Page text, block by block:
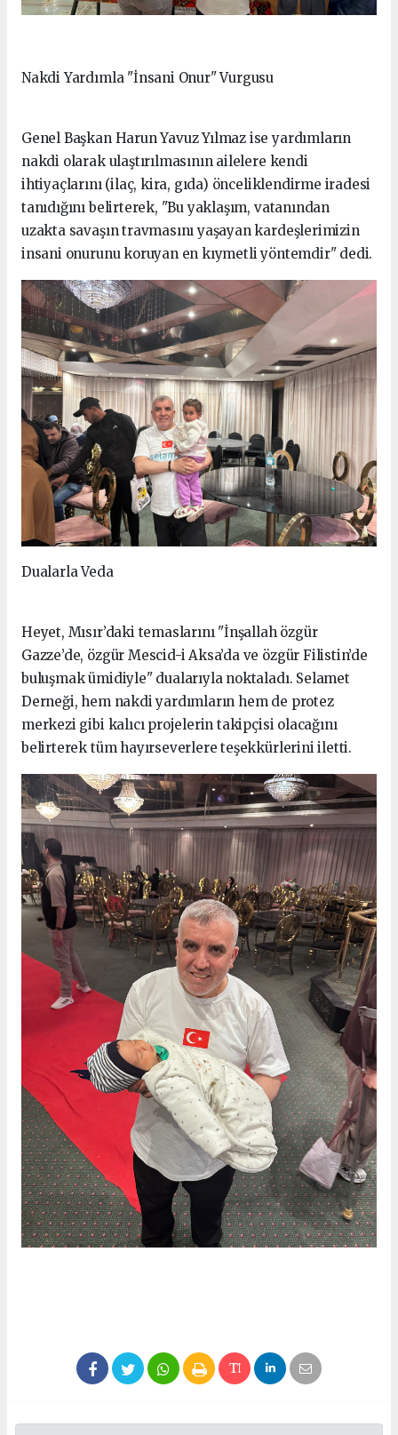
Nakdi Yardımla "İnsani Onur" Vurgusu
Genel Başkan Harun Yavuz Yılmaz ise yardımların
nakdi olarak ulaştırılmasının ailelere kendi
ihtiyaçlarını (ilaç, kira, gıda) önceliklendirme iradesi
tanıdığını belirterek, "Bu yaklaşım, vatanından
uzakta savaşın travmasını yaşayan kardeşlerimizin
insani onurunu koruyan en kıymetli yöntemdir" dedi.
Dualarla Veda
Heyet, Mısır’daki temaslarını "İnşallah özgür
Gazze’de, özgür Mescid-i Aksa’da ve özgür Filistin’de
buluşmak ümidiyle" dualarıyla noktaladı. Selamet
Derneği, hem nakdi yardımların hem de protez
merkezi gibi kalıcı projelerin takipçisi olacağını
belirterek tüm hayırseverlere teşekkürlerini iletti.